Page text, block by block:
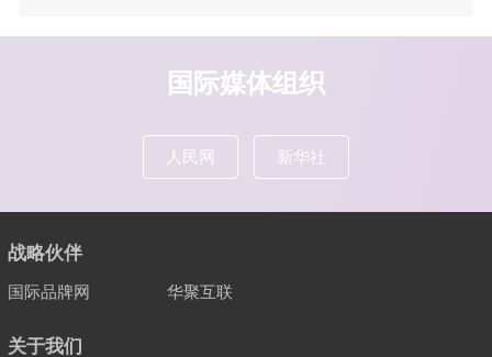
国际媒体组织
人民网 新华社
战略伙伴
国际品牌网 华聚互联
关于我们